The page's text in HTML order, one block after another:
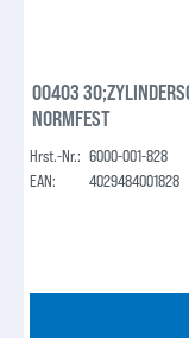
00403 30;ZYLINDERSCHR. 84 4.8 VZ M 3X 30 (6000-001-828) |
NORMFEST
Hrst.-Nr.: 6000-001-828
EAN:
4029484001828